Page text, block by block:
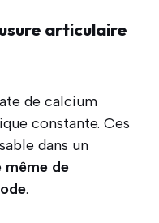
articulaire
de calcium
constante. Ces
dans un
même de
.